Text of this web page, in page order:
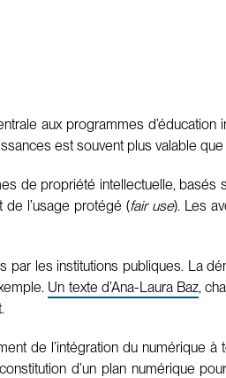
aux programmes d’éducation
est souvent plus valable
de propriété intellectuelle, basés
l’usage protégé (fair use). Les
les institutions publiques. La
Un texte d’Ana-Laura Baz,
de l’intégration du numérique
d’un plan numérique